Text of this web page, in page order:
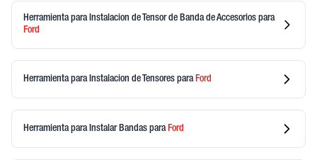
Herramienta para Instalacion de Tensor de Banda de Accesorios para
Ford
Herramienta para Instalacion de Tensores para Ford
Herramienta para Instalar Bandas para Ford